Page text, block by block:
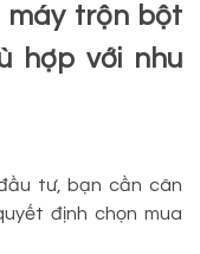
máy trộn bột
hợp với nhu
tư, bạn cần cân
định chọn mua